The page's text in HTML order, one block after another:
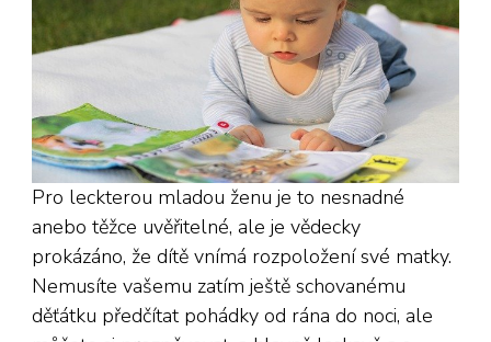
Pro leckterou mladou ženu je to nesnadné
anebo těžce uvěřitelné, ale je vědecky
prokázáno, že dítě vnímá rozpoložení své matky.
Nemusíte vašemu zatím ještě schovanému
děťátku předčítat pohádky od rána do noci, ale